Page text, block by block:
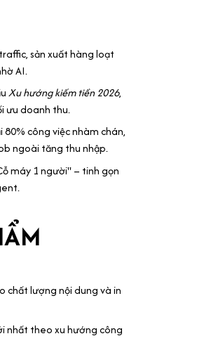
sản xuất hàng loạt
AI.
Xu hướng kiếm tiền 2026,
ưu doanh thu.
80% công việc nhàm chán,
ngoài tăng thu nhập.
máy 1 người" – tinh gọn
chất lượng nội dung và in
nhất theo xu hướng công